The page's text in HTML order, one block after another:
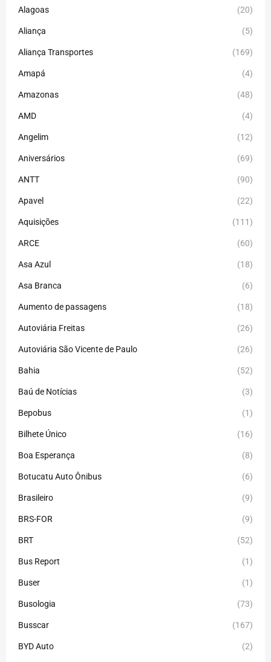
Alagoas (20)
Aliança (5)
Aliança Transportes (169)
Amapá (4)
Amazonas (48)
AMD (4)
Angelim (12)
Aniversários (69)
ANTT (90)
Apavel (22)
Aquisições (111)
ARCE (60)
Asa Azul (18)
Asa Branca (6)
Aumento de passagens (18)
Autoviária Freitas (26)
Autoviária São Vicente de Paulo (26)
Bahia (52)
Baú de Notícias (3)
Bepobus (1)
Bilhete Único (16)
Boa Esperança (8)
Botucatu Auto Ônibus (6)
Brasileiro (9)
BRS-FOR (9)
BRT (52)
Bus Report (1)
Buser (1)
Busologia (73)
Busscar (167)
BYD Auto (2)